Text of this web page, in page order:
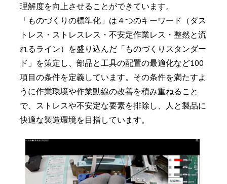
理解度を向上させることができています。
「ものづくりの標準化」は４つのキーワード（ダス
トレス・ストレスレス・不安定作業レス・整然と流
れるライン）を盛り込んだ「ものづくりスタンダー
ド」を策定し、部品と工具の配置の最適化など100
項目の条件を定義しています。その条件を満たすよ
うに作業環境や作業動線の改善を積み重ねること
で、ストレスや不安定な要素を排除し、人と製品に
快適な製造環境を目指しています。